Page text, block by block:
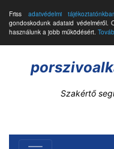
Friss adatvédelmi
gondoskodunk adataid védelméről.
használunk a jobb működésért.
Szakértő